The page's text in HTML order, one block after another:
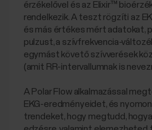
érzékelővel és az Elixir™
rendelkezik. A teszt rögzíti az
és más értékes mért adatokat,
pulzust, a szívfrekvencia-
egymást követő szívverések
(amit RR-intervallumnak is
A Polar Flow alkalmazással
EKG-eredményeidet, és
trendeket, hogy megtudd,